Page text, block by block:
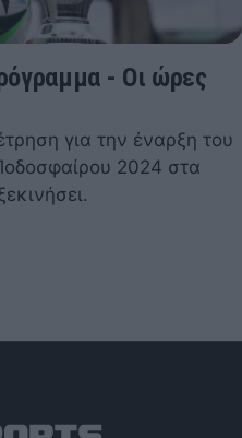
- Οι ώρες
για την έναρξη του
2024 στα